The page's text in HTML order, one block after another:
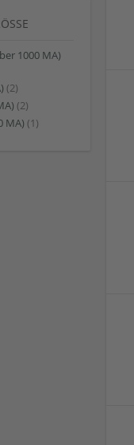
1000 MA)
(2)
(2)
MA) (1)